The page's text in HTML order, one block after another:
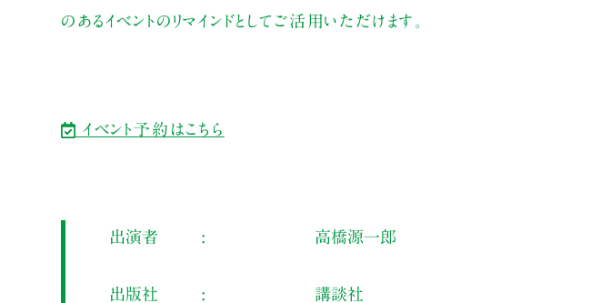
のあるイベントのリマインドとしてご活用いただけます。
イベント予約はこちら
出演者 高橋源一郎
出版社 講談社